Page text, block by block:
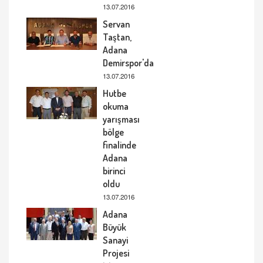
13.07.2016
Servan
Taştan,
Adana
Demirspor'da
13.07.2016
Hutbe
okuma
yarışması
bölge
finalinde
Adana
birinci
oldu
13.07.2016
Adana
Büyük
Sanayi
Projesi